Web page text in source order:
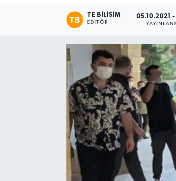
TE BILISIM
EDITÖR
05.10.2021 -